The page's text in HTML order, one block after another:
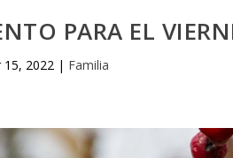
PARA EL
15, 2022| Familia